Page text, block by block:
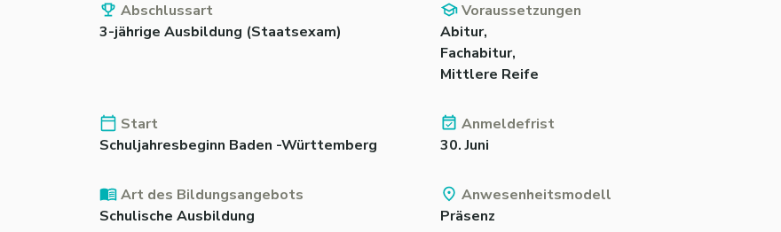
Abschlussart
3-jährige Ausbildung (Staatsexam)
Voraussetzungen
Abitur,
Fachabitur,
Mittlere Reife
Start
Schuljahresbeginn Baden -Württemberg
Anmeldefrist
30. Juni
Art des Bildungsangebots
Schulische Ausbildung
Anwesenheitsmodell
Präsenz